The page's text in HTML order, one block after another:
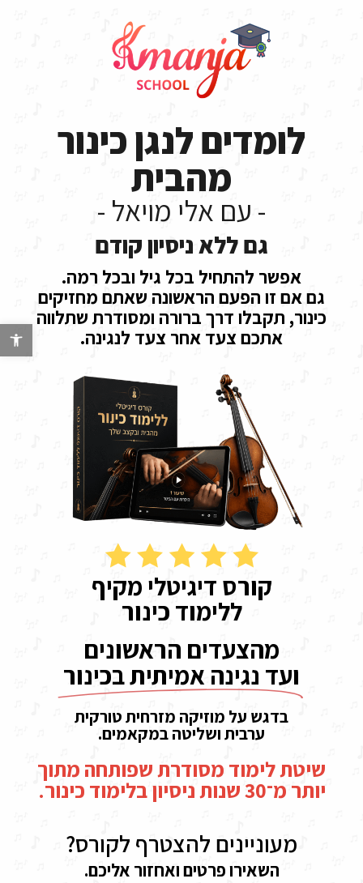
לומדים לנגן כינור
מהבית
- עם אלי מויאל -
גם ללא ניסיון קודם
אפשר להתחיל בכל גיל ובכל רמה.
גם אם זו הפעם הראשונה שאתם מחזיקים
כינור, תקבלו דרך ברורה ומסודרת שתלווה
אתכם צעד אחר צעד לנגינה.
קורס דיגיטלי מקיף
ללימוד כינור
מהצעדים הראשונים
ועד נגינה אמיתית בכינור
בדגש על מוזיקה מזרחית טורקית
ערבית ושליטה במקאמים.
שיטת לימוד מסודרת שפותחה מתוך
יותר מ־30 שנות ניסיון בלימוד כינור.
מעוניינים להצטרף לקורס?
השאירו פרטים ואחזור אליכם.